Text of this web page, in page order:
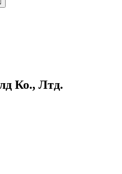
Ко., Лтд.